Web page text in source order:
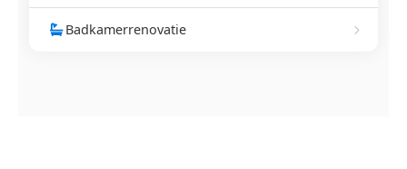
Badkamerrenovatie